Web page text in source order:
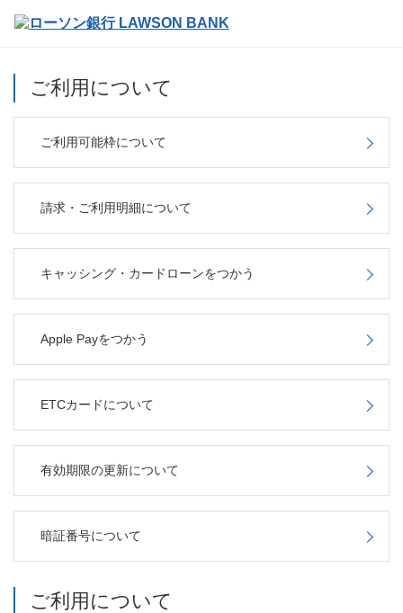
ご利用について
ご利用可能枠について
請求・ご利用明細について
キャッシング・カードローンをつかう
Apple Payをつかう
ETCカードについて
有効期限の更新について
暗証番号について
ご利用について